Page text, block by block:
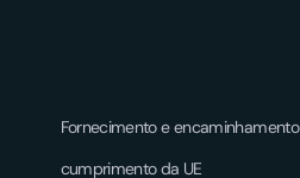
Fornecimento e encaminhamento
cumprimento da UE